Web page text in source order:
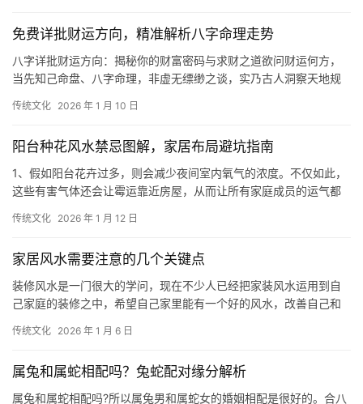
免费详批财运方向，精准解析八字命理走势
八字详批财运方向：揭秘你的财富密码与求财之道欲问财运何方，
当先知己命盘、八字命理，非虚无缥缈之谈，实乃古人洞察天地规
传统文化 2026 年 1 月 10 日
阳台种花风水禁忌图解，家居布局避坑指南
1、假如阳台花卉过多，则会减少夜间室内氧气的浓度。不仅如此，
这些有害气体还会让霉运靠近房屋，从而让所有家庭成员的运气都
传统文化 2026 年 1 月 12 日
家居风水需要注意的几个关键点
装修风水是一门很大的学问，现在不少人已经把家装风水运用到自
己家庭的装修之中，希望自己家里能有一个好的风水，改善自己和
传统文化 2026 年 1 月 6 日
属兔和属蛇相配吗？兔蛇配对缘分解析
属兔和属蛇相配吗?所以属兔男和属蛇女的婚姻相配是很好的。合八